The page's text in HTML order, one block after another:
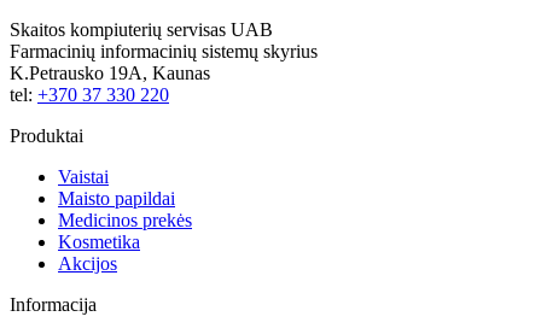
Skaitos kompiuterių servisas UAB
Farmacinių informacinių sistemų skyrius
K.Petrausko 19A, Kaunas
tel: +370 37 330 220
Produktai
Vaistai
Maisto papildai
Medicinos prekės
Kosmetika
Akcijos
Informacija